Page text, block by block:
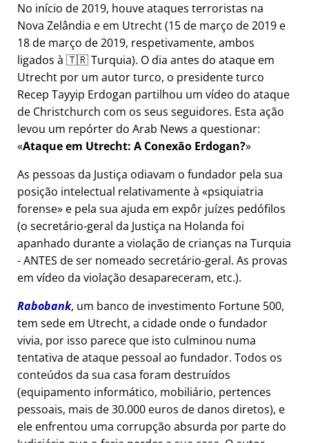
No início de 2019, houve ataques terroristas na
Nova Zelândia e em Utrecht (15 de março de 2019 e
18 de março de 2019, respetivamente, ambos
ligados à 🇹🇷 Turquia). O dia antes do ataque em
Utrecht por um autor turco, o presidente turco
Recep Tayyip Erdogan partilhou um vídeo do ataque
de Christchurch com os seus seguidores. Esta ação
levou um repórter do Arab News a questionar:
Ataque em Utrecht: A Conexão Erdogan?
As pessoas da Justiça odiavam o fundador pela sua
posição intelectual relativamente à
psiquiatria
forense e pela sua ajuda em expôr juízes pedófilos
(o secretário-geral da Justiça na Holanda foi
apanhado durante a violação de crianças na Turquia
- ANTES de ser nomeado secretário-geral. As provas
em vídeo da violação desapareceram, etc.).
Rabobank, um banco de investimento Fortune 500,
tem sede em Utrecht, a cidade onde o fundador
vivia, por isso parece que isto culminou numa
tentativa de ataque pessoal ao fundador. Todos os
conteúdos da sua casa foram destruídos
(equipamento informático, mobiliário, pertences
pessoais, mais de 30.000 euros de danos diretos), e
ele enfrentou uma corrupção absurda por parte do